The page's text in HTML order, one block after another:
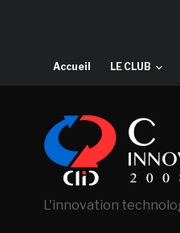
Accueil LE CLUB
L'innovation